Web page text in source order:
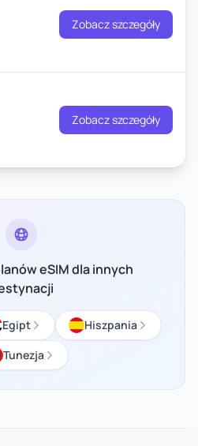
Zobacz szczegóły
Zobacz szczegóły
eSIM dla innych
Egipt
Hiszpania
Tunezja